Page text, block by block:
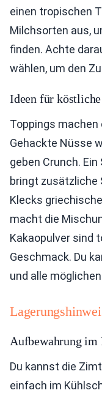
einen tropischen
Milchsorten aus,
finden. Achte
wählen, um den
Ideen für
Toppings
Gehackte Nüsse
geben Crunch.
bringt zusätzliche
Klecks
macht die
Kakaopulver sind
Geschmack. Du
und alle
Aufbewahrung im
Du kannst die
einfach im